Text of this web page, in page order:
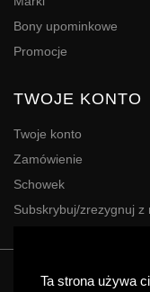
Ta strona używa
Bony upominkowe
Promocje
TWOJE KONTO
Twoje konto
Zamówienie
Schowek
Subskrybuj/zrezygnuj z
Powered ByDigres